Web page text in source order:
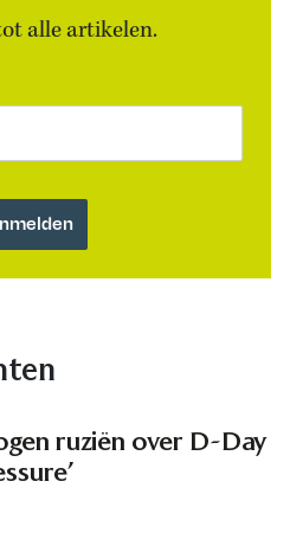
alle artikelen.
ruziën over D-Day